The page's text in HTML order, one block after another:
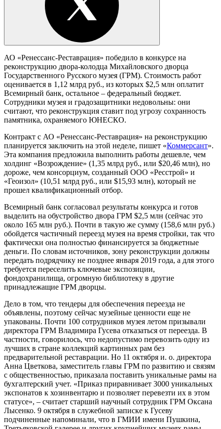
АО «Ренессанс-Реставрация» победило в конкурсе на
реконструкцию двора-колодца Михайловского дворца
Государственного Русского музея (ГРМ). Стоимость работ
оценивается в 1,12 млрд руб., из которых $2,5 млн оплатит
Всемирный банк, остальное – федеральный бюджет.
Сотрудники музея и градозащитники недовольны: они
считают, что реконструкция ставит под угрозу сохранность
памятника, охраняемого ЮНЕСКО.
Контракт с АО «Ренессанс-Реставрация» на реконструкцию
планируется заключить на этой неделе, пишет «Коммерсант».
Эта компания предложила выполнить работы дешевле, чем
холдинг «Возрождение» (1,35 млрд руб., или $20,46 млн), но
дороже, чем консорциум, созданный ООО «Ресстрой» и
«Геоизол» (10,51 млрд руб., или $15,93 млн), который не
прошел квалификационный отбор.
Всемирный банк согласовал результаты конкурса и готов
выделить на обустройство двора ГРМ $2,5 млн (сейчас это
около 165 млн руб.). Почти в такую же сумму (158,6 млн руб.)
обойдется частичный переезд музея на время стройки, так что
фактически она полностью финансируется за бюджетные
деньги. По словам источников, зону реконструкции должны
передать подрядчику не позднее января 2019 года, а для этого
требуется переселить ключевые экспозиции,
фондохранилища, огромную библиотеку в другие
принадлежащие ГРМ дворцы.
Дело в том, что тендеры для обеспечения переезда не
объявлены, поэтому сейчас музейные ценности еще не
упакованы. Почти 100 сотрудников музея летом призывали
директора ГРМ Владимира Гусева отказаться от переезда. В
частности, говорилось, что недопустимо перевозить одну из
лучших в стране коллекций картинных рам без
предварительной реставрации. Но 11 октября и. о. директора
Анна Цветкова, заместитель главы ГРМ по развитию и связям
с общественностью, приказала поставить уникальные рамы на
бухгалтерский учет. «Приказ приравнивает 3000 уникальных
экспонатов к хозинвентарю и позволяет перевезти их в этом
статусе», – считает старший научный сотрудник ГРМ Оксана
Лысенко. 9 октября в служебной записке к Гусеву
подчиненные напоминали, что в ГМИИ имени Пушкина,